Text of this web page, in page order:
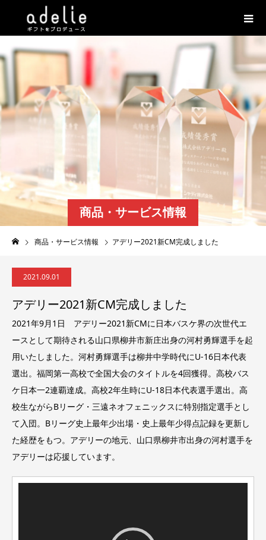
商品・サービス情報
商品・サービス情報 アデリー2021新CM完成しました
2021.09.01
アデリー2021新CM完成しました
2021年9月1日 アデリー2021新CMに日本バスケ界の次世代エ
ースとして期待される山口県柳井市新庄出身の河村勇輝選手を起
用いたしました。河村勇輝選手は柳井中学時代にU-16日本代表
選出。福岡第一高校で全国大会のタイトルを4回獲得。高校バス
ケ日本一2連覇達成。高校2年生時にU-18日本代表選手選出。高
校生ながらBリーグ・三遠ネオフェニックスに特別指定選手とし
て入団。Bリーグ史上最年少出場・史上最年少得点記録を更新し
た経歴をもつ。アデリーの地元、山口県柳井市出身の河村選手を
アデリーは応援しています。